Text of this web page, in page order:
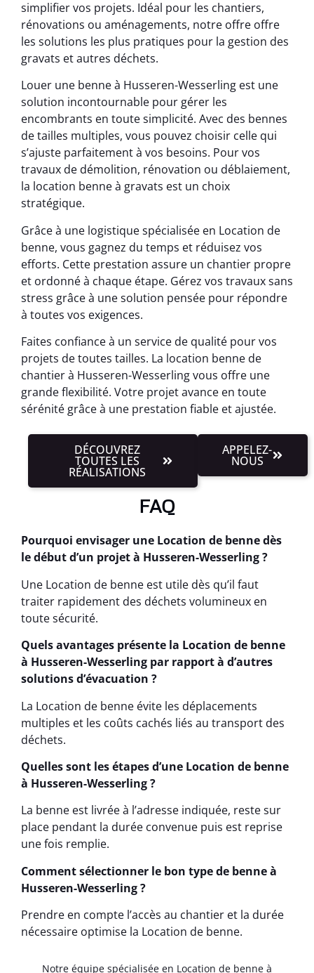
simplifier vos projets. Idéal pour les chantiers,
rénovations ou aménagements, notre offre offre
les solutions les plus pratiques pour la gestion des
gravats et autres déchets.
Louer une benne à Husseren-Wesserling est une
solution incontournable pour gérer les
encombrants en toute simplicité. Avec des bennes
de tailles multiples, vous pouvez choisir celle qui
s’ajuste parfaitement à vos besoins. Pour vos
travaux de démolition, rénovation ou déblaiement,
la location benne à gravats est un choix
stratégique.
Grâce à une logistique spécialisée en Location de
benne, vous gagnez du temps et réduisez vos
efforts. Cette prestation assure un chantier propre
et ordonné à chaque étape. Gérez vos travaux sans
stress grâce à une solution pensée pour répondre
à toutes vos exigences.
Faites confiance à un service de qualité pour vos
projets de toutes tailles. La location benne de
chantier à Husseren-Wesserling vous offre une
grande flexibilité. Votre projet avance en toute
sérénité grâce à une prestation fiable et ajustée.
DÉCOUVREZ
TOUTES LES
RÉALISATIONS
APPELEZ-
NOUS
FAQ
Pourquoi envisager une Location de benne dès
le début d’un projet à Husseren-Wesserling ?
Une Location de benne est utile dès qu’il faut
traiter rapidement des déchets volumineux en
toute sécurité.
Quels avantages présente la Location de benne
à Husseren-Wesserling par rapport à d’autres
solutions d’évacuation ?
La Location de benne évite les déplacements
multiples et les coûts cachés liés au transport des
déchets.
Quelles sont les étapes d’une Location de benne
à Husseren-Wesserling ?
La benne est livrée à l’adresse indiquée, reste sur
place pendant la durée convenue puis est reprise
une fois remplie.
Comment sélectionner le bon type de benne à
Husseren-Wesserling ?
Prendre en compte l’accès au chantier et la durée
nécessaire optimise la Location de benne.
Notre équipe spécialisée en Location de benne à